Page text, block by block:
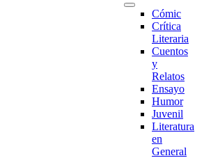
Cómic
Crítica
Literaria
Cuentos
y
Relatos
Ensayo
Humor
Juvenil
Literatura
en
General